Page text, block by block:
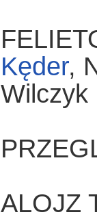
Kęder,
Wilczyk
ALOJZ